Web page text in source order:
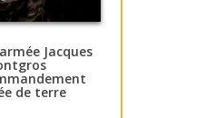
Jacques
de terre